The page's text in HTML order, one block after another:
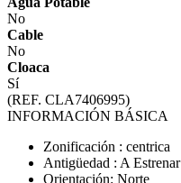
No
Cable
No
Cloaca
Sí
(REF. CLA7406995)
INFORMACIÓN BÁSICA
Zonificación : centrica
Antigüedad : A Estrenar
Orientación: Norte